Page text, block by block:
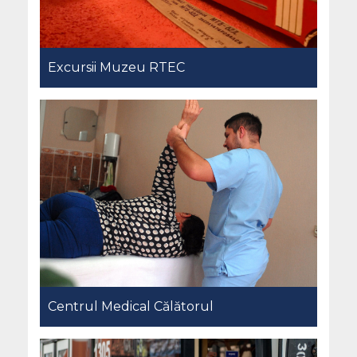
Excursii Muzeu RTEC
Centrul Medical Călătorul